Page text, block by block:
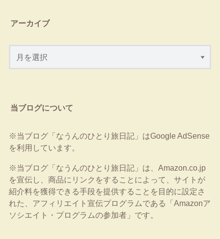
アーカイブ
当ブログについて
※当ブログ「なうんのひとり旅日記」はGoogle AdSense
を利用しています。
※当ブログ「なうんのひとり旅日記」は、Amazon.co.jp
を宣伝し、商品にリンクをすることによって、サイトが
紹介料を獲得できる手段を提供することを目的に設定さ
れた、アフィリエイト宣伝プログラムである「Amazonア
ソシエイト・プログラムの参加者」です。